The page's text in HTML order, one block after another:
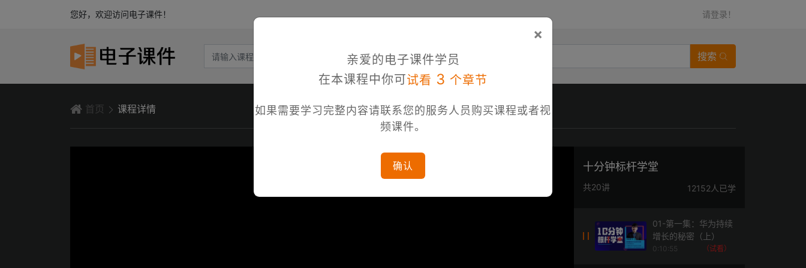
您好，欢迎访问电子课件！ 请登录！
搜索
首页 课程详情
十分钟标杆学堂
共20讲 12152人已学
01-第一集：华为持续
增长的秘密（上）
0:10:55 （试看）
×
亲爱的电子课件学员
在本课程中你可试看 3 个章节
如果需要学习完整内容请联系您的服务人员购买课程或者视
频课件。
确认